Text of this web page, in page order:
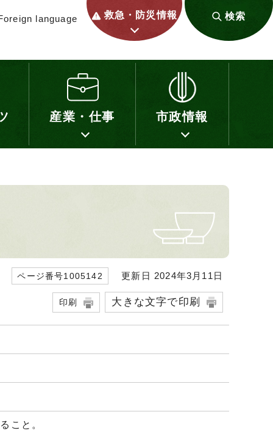
language 救急・防災情報 検索
産業・仕事 市政情報
ページ番号1005142 更新日 2024年3月11日
印刷 大きな文字で印刷
こと。